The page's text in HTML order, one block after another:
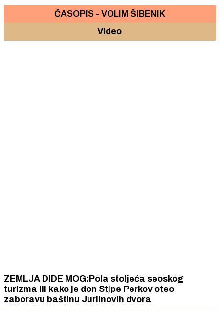
ČASOPIS - VOLIM ŠIBENIK
Video
ZEMLJA DIDE MOG:Pola stoljeća seoskog
turizma ili kako je don Stipe Perkov oteo
zaboravu baštinu Jurlinovih dvora